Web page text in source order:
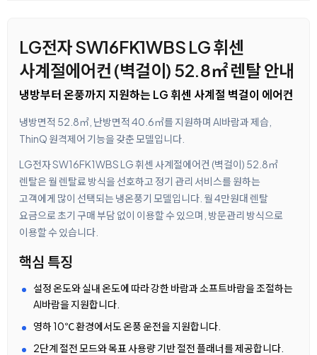
LG전자 SW16FK1WBS LG 휘센
사계절에어컨 (벽걸이) 52.8㎡ 렌탈 안내
냉방부터 온풍까지 지원하는 LG 휘센 사계절 벽걸이 에어컨
냉방면적 52.8㎡, 난방면적 40.6㎡를 지원하며 AI바람과 제습,
ThinQ 원격제어 기능을 갖춘 모델입니다.
LG전자 SW16FK1WBS LG 휘센 사계절에어컨 (벽걸이) 52.8㎡
렌탈은 월 렌탈료 방식을 선호하고 정기 관리 서비스를 원하는
고객에게 많이 선택되는 냉온풍기 모델입니다. 월 4만원대 렌탈
요금으로 초기 구매 부담 없이 이용할 수 있으며, 방문관리 방식으로
이용할 수 있습니다.
핵심 특징
설정 온도와 실내 온도에 따라 강한 바람과 소프트바람을 조절하는
AI바람을 지원합니다.
영하 10℃ 환경에서도 온풍 운전을 지원합니다.
2단계 절전 모드와 목표 사용량 기반 절전 플래너를 제공합니다.